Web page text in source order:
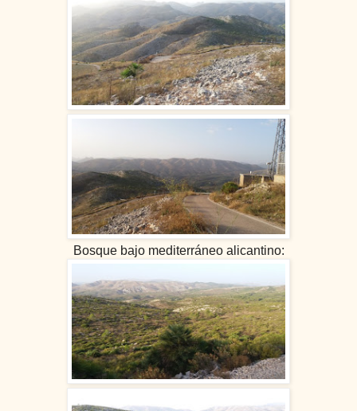
Bosque bajo mediterráneo alicantino: